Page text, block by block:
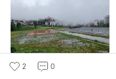
베트남 SAPA에서 제일 큰 마트
2 0